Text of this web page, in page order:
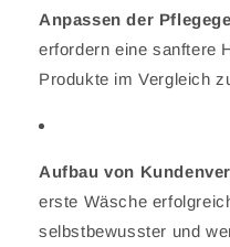
Anpassen der
erfordern eine sanftere
Produkte im Vergleich
Aufbau von
erste Wäsche
selbstbewusster und